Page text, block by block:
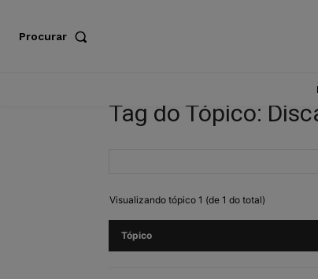
Procurar
Tag do Tópico:
Visualizando tópico 1 (de 1 do total)
Tópico